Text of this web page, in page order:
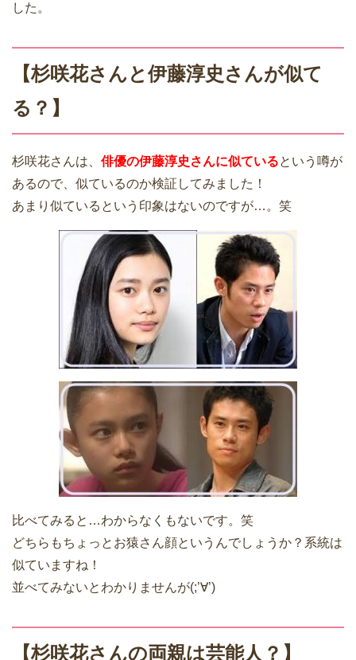
した。
【杉咲花さんと伊藤淳史さんが似て
る？】
杉咲花さんは、 俳優の伊藤淳史さんに似ているという噂が
あるので、似ているのか検証してみました！
あまり似ているという印象はないのですが…。笑
比べてみると…わからなくもないです。笑
どちらもちょっとお猿さん顔というんでしょうか？系統は
似ていますね！
並べてみないとわかりませんが(;’∀’)
【杉咲花さんの両親は芸能人？】